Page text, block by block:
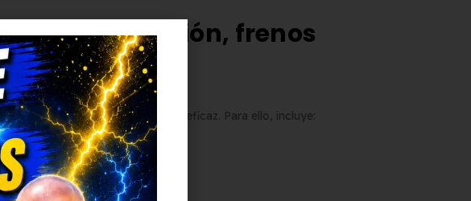
suspensión, frenos
más potente, sino también más eficaz. Para ello, incluye:
en curvas.
en pista.